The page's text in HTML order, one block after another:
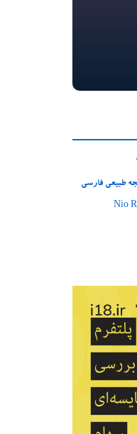
طبیعی فارسی